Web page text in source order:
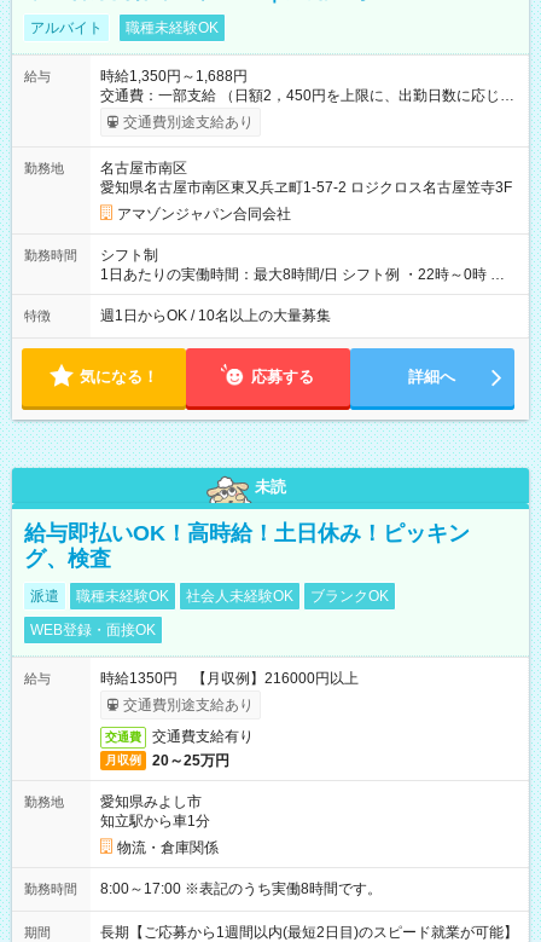
アルバイト 職種未経験OK
給与
時給1,350円～1,688円
交通費：一部支給 （日額2，450円を上限に、出勤日数に応じて
実費支給） ※22:00～翌5:00までは時給25%UP！ ■給与前払い
制度あり ※前払い額の上限あり、手数料無料（Amazon負担）
交通費別途支給あり
勤務地
名古屋市南区
愛知県名古屋市南区東又兵ヱ町1-57-2 ロジクロス名古屋笠寺3F
アマゾンジャパン合同会社
勤務時間
シフト制
1日あたりの実働時間：最大8時間/日 シフト例 ・22時～0時 入
社後、就業可能シフトをご確認の上、申請してください。
特徴 週1日からOK / 10名以上の大量募集
気になる！ 応募する 詳細へ
未読
給与即払いOK！高時給！土日休み！ピッキン
グ、検査
派遣 職種未経験OK 社会人未経験OK
ブランクOK
WEB登録・面接OK
給与
時給1350円 【月収例】216000円以上
交通費別途支給あり
交通費 交通費支給有り
月収例 20～25万円
勤務地
愛知県みよし市
知立駅から車1分
物流・倉庫関係
勤務時間 8:00～17:00 ※表記のうち実働8時間です。
期間
長期【ご応募から1週間以内(最短2日目)のスピード就業が可能】